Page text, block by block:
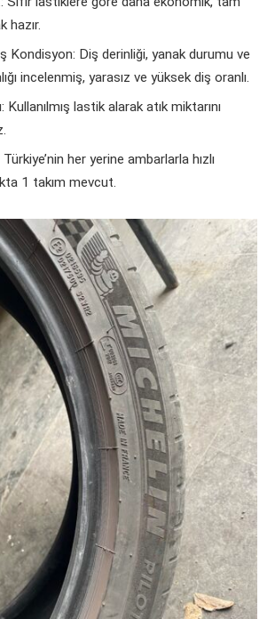
hazır.
Kondisyon: Diş derinliği, yanak durumu ve
incelenmiş, yarasız ve yüksek diş oranlı.
Kullanılmış lastik alarak atık miktarını
her yerine ambarlarla hızlı
1 takım mevcut.